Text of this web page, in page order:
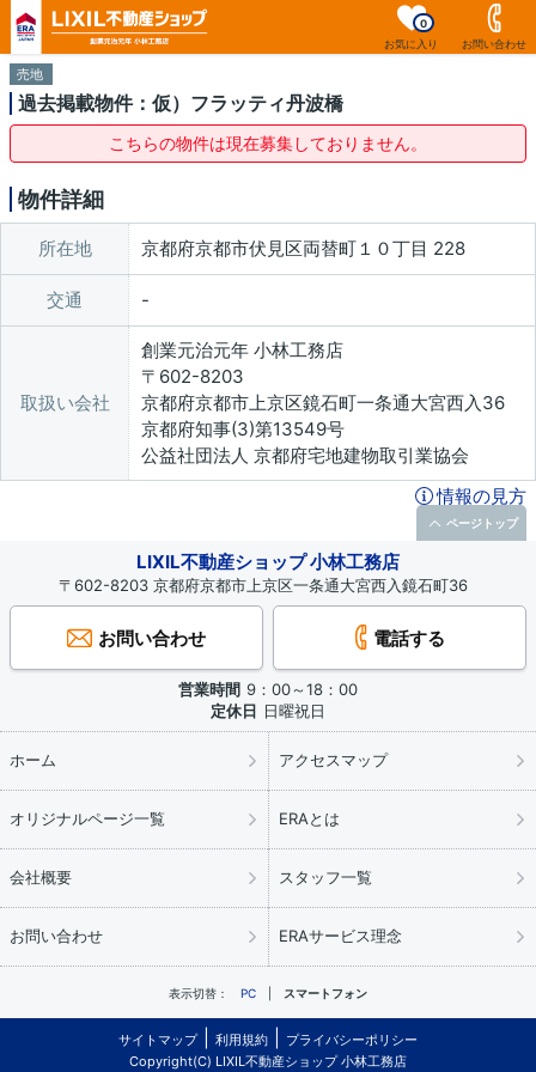
お気に入り
0
お問い合わせ
売地
過去掲載物件：仮）フラッティ丹波橋
こちらの物件は現在募集しておりません。
物件詳細
所在地 京都府京都市伏見区両替町１０丁目 228
交通
取扱い会社
創業元治元年 小林工務店
〒602-8203
京都府京都市上京区鏡石町一条通大宮西入36
京都府知事(3)第13549号
公益社団法人 京都府宅地建物取引業協会
情報の見方
LIXIL不動産ショップ 小林工務店
〒602-8203 京都府京都市上京区一条通大宮西入鏡石町36
お問い合わせ 電話する
営業時間 9：00～18：00
定休日 日曜祝日
ホーム アクセスマップ
オリジナルページ一覧 ERAとは
会社概要 スタッフ一覧
お問い合わせ ERAサービス理念
表示切替： PC スマートフォン
サイトマップ 利用規約
プライバシーポリシー
Copyright(C) LIXIL不動産ショップ 小林工務店
ページトップ